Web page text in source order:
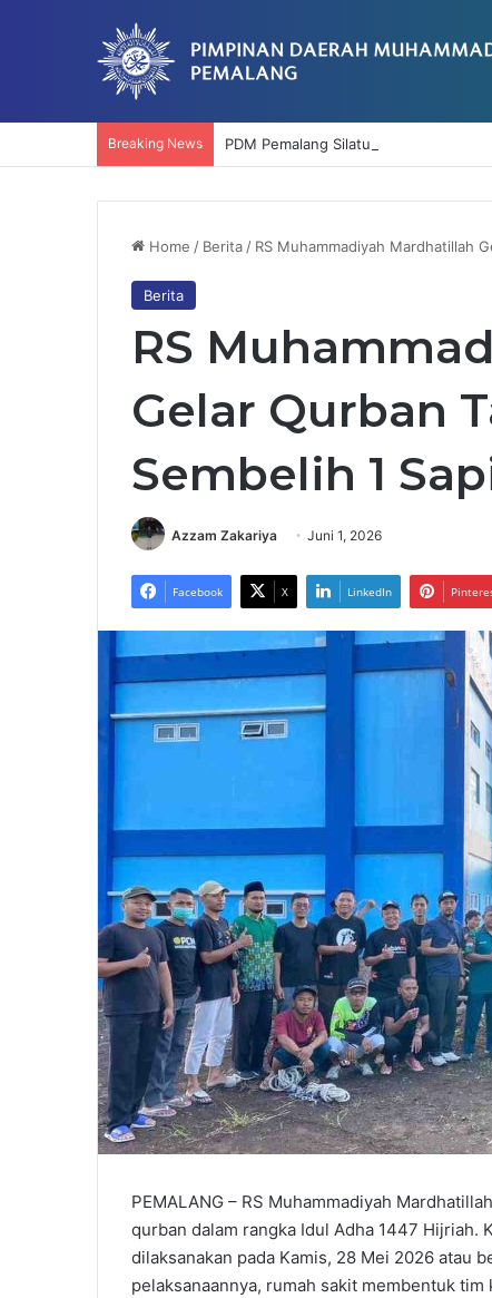
Breaking News PDM Pemalang Silaturahmi ke Plt
Home / Berita / RS Muhammadiyah Mardhatillah
Berita
RS
Gelar Qurban
Sembelih 1
Azzam Zakariya Juni 1, 2026
Facebook X LinkedIn
PEMALANG – RS Muhammadiyah
qurban dalam rangka Idul Adha 1447
dilaksanakan pada Kamis, 28 Mei 2026 atau
pelaksanaannya, rumah sakit membentuk